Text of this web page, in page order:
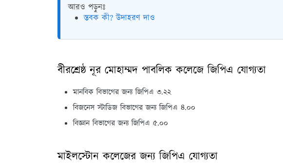
আরও পড়ুনঃ
স্তবক কী? উদাহরণ দাও
বীরশ্রেষ্ঠ নূর মোহাম্মদ পাবলিক কলেজে জিপিএ যোগ্যতা
মানবিক বিভাগের জন্য জিপিএ ৩.২২
বিজনেস স্টাডিজ বিভাগের জন্য জিপিএ ৪.০০
বিজ্ঞান বিভাগের জন্য জিপিএ ৫.০০
মাইলস্টোন কলেজের জন্য জিপিএ যোগ্যতা